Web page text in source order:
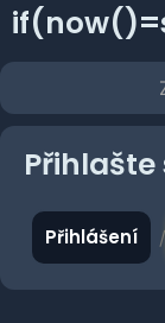
Přihlášení /